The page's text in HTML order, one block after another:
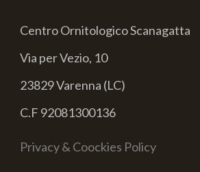
Centro Ornitologico Scanagatta
Via per Vezio, 10
23829 Varenna (LC)
C.F 92081300136
Privacy & Coockies Policy